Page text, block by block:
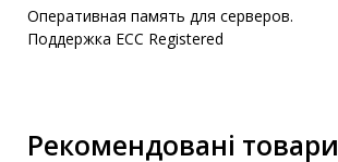
Оперативная память для серверов.
Поддержка ECC Registered
Рекомендовані товари